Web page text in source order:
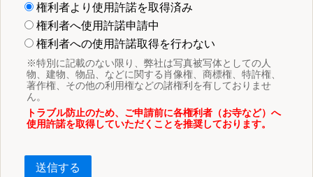
権利者より使用許諾を取得済み
権利者へ使用許諾申請中
権利者への使用許諾取得を行わない
※特別に記載のない限り、弊社は写真被写体としての人
物、建物、物品、などに関する肖像権、商標権、特許権、
著作権、その他の利用権などの諸権利を有しておりませ
ん。
トラブル防止のため、ご申請前に各権利者（お寺など）へ
使用許諾を取得していただくことを推奨しております。
送信する